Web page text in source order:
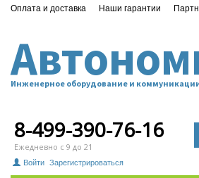
Оплата и доставка Наши гарантии
Инженерное оборудование и
8-499-390-76-16
Ежедневно с 9 до 21
Войти Зарегистрироваться